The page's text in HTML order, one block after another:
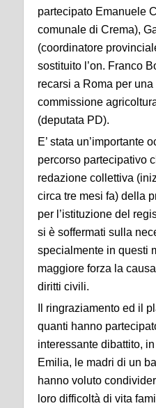
partecipato Emanuele
comunale di Crema),
(coordinatore
sostituito l’on. Franco
recarsi a Roma per
commissione
(deputata PD).
E’ stata un’importante
percorso partecipativo
redazione collettiva
circa tre mesi fa) della
per l’istituzione del
si è soffermati sulla
specialmente in questi
maggiore forza la
diritti civili.
Il ringraziamento ed il
quanti hanno
interessante dibattito,
Emilia, le madri di un
hanno voluto
loro difficoltà di vita